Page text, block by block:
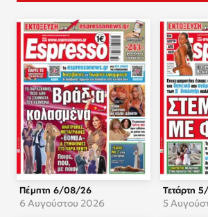
Πέμπτη 6/08/26
6 Αυγούστου 2026
Τετάρτη
5